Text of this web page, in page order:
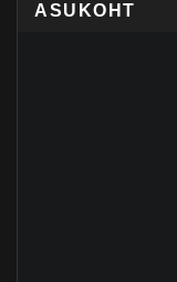
ASUKOHT